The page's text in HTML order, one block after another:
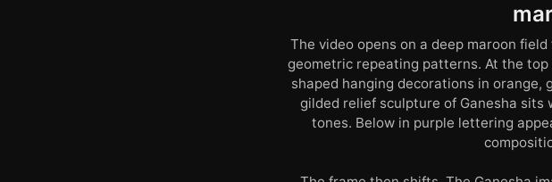
The video opens on a deep maroon
geometric repeating patterns. At the
shaped hanging decorations in orange,
gilded relief sculpture of Ganesha sits
tones. Below in purple lettering